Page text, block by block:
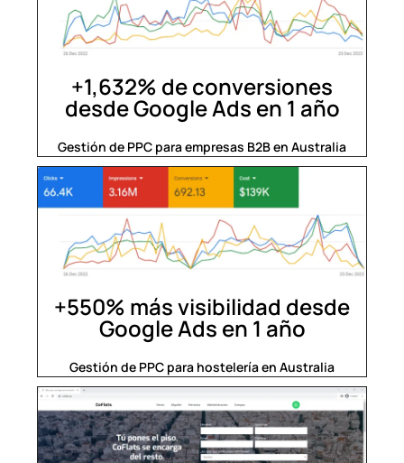
+1,632% de conversiones
desde Google Ads en 1 año​
Gestión de PPC para empresas B2B en Australia
+550% más visibilidad desde
Google Ads en 1 año​
Gestión de PPC para hostelería en Australia